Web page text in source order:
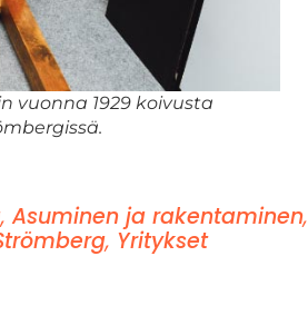
vuonna 1929 koivusta
, Asuminen ja rakentaminen,
, Yritykset